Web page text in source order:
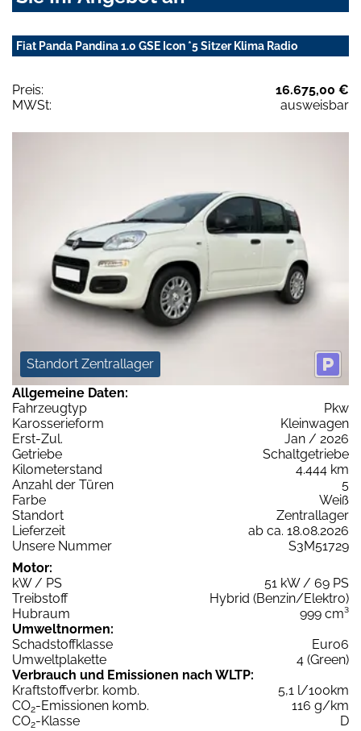
Fiat Panda Pandina 1.0 GSE Icon *5 Sitzer Klima Radio
Preis:
16.675,00 €
MWSt:
ausweisbar
Standort Zentrallager
Allgemeine Daten:
Fahrzeugtyp
Pkw
Karosserieform
Kleinwagen
Erst-Zul.
Jan / 2026
Getriebe
Schaltgetriebe
Kilometerstand
4.444 km
Anzahl der Türen
5
Farbe
Weiß
Standort
Zentrallager
Lieferzeit
ab ca. 18.08.2026
Unsere Nummer
S3M51729
Motor:
kW / PS
51 kW / 69 PS
Treibstoff
Hybrid (Benzin/Elektro)
Hubraum
999 cm³
Umweltnormen:
Schadstoffklasse
Euro6
Umweltplakette
4 (Green)
Verbrauch und Emissionen nach WLTP:
Kraftstoffverbr. komb.
5,1 l/100km
CO2-Emissionen komb.
116 g/km
CO2-Klasse
D